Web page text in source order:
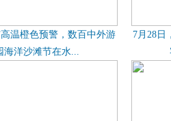
温橙色预警，数百中外游
海洋沙滩节在水...
7月28日